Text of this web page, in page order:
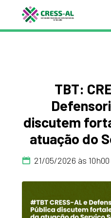
TBT:
discutem
atuação do
21/05/2026 às 10h00